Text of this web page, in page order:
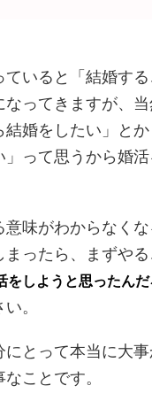
いると「結婚する
なってきますが、
結婚をしたい」と
」って思うから婚
意味がわからなく
まったら、まずや
をしようと思ったんだ
。
にとって本当に大
ことです。